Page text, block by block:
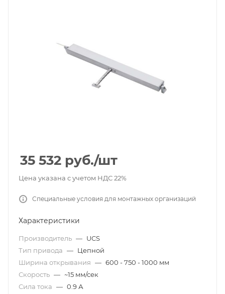
35 532 руб./шт
Цена указана с учетом НДС 22%
Специальные условия для монтажных организаций
Характеристики
Производитель — UCS
Тип привода — Цепной
Ширина открывания — 600 - 750 - 1000 мм
Скорость — ~15 мм/сек
Сила тока — 0.9 А